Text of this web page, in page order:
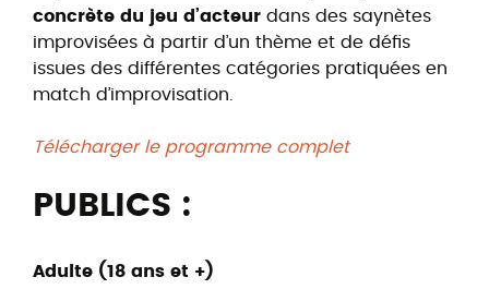
concrète du jeu d’acteur dans des saynètes
improvisées à partir d’un thème et de défis
issues des différentes catégories pratiquées en
match d’improvisation.
Télécharger le programme complet
PUBLICS :
Adulte (18 ans et +)